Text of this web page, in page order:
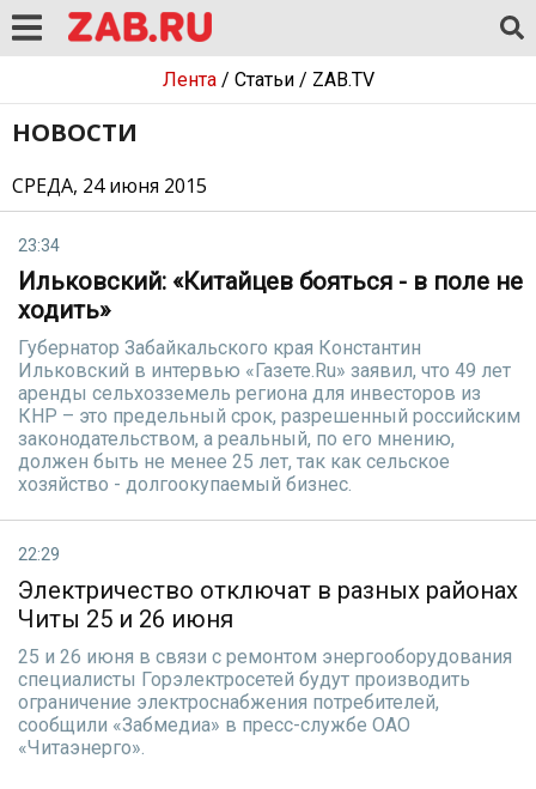
Лента/ Статьи/ ZAB.TV
НОВОСТИ
СРЕДА, 24 июня 2015
23:34
Ильковский: «Китайцев бояться - в поле не
ходить»
Губернатор Забайкальского края Константин
Ильковский в интервью «Газете.Ru» заявил, что 49 лет
аренды сельхозземель региона для инвесторов из
КНР – это предельный срок, разрешенный российским
законодательством, а реальный, по его мнению,
должен быть не менее 25 лет, так как сельское
хозяйство - долгоокупаемый бизнес.
22:29
Электричество отключат в разных районах
Читы 25 и 26 июня
25 и 26 июня в связи с ремонтом энергооборудования
специалисты Горэлектросетей будут производить
ограничение электроснабжения потребителей,
сообщили «Забмедиа» в пресс-службе ОАО
«Читаэнерго».